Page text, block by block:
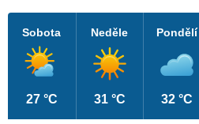
Sobota
27 °C
Neděle
31 °C
Pondělí
32 °C